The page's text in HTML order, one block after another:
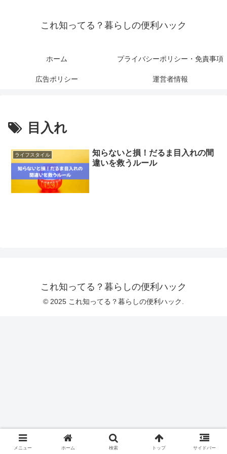
これ知ってる？暮らしの便利ハック
ホーム プライバシーポリシー・免責事項
広告ポリシー 運営者情報
目入れ
ライフスタイル
知らないと損！だるま目入れの間
違いを救うルール
これ知ってる？暮らしの便利ハック
© 2025 これ知ってる？暮らしの便利ハック.
メニュー ホーム 検索 トップ サイドバー